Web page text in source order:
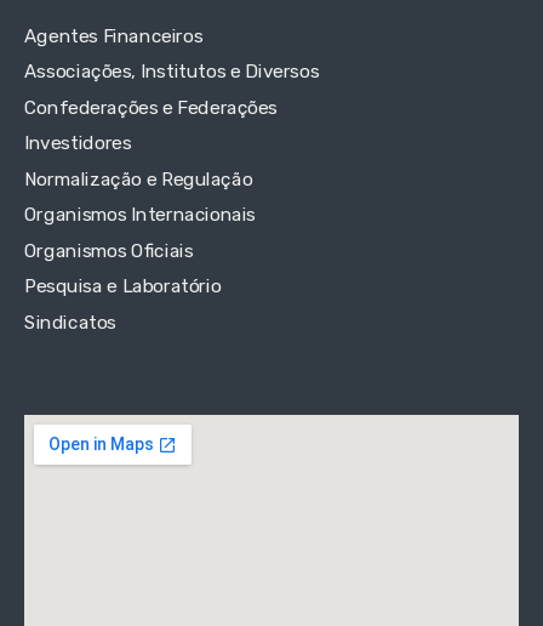
Agentes Financeiros
Associações, Institutos e Diversos
Confederações e Federações
Investidores
Normalização e Regulação
Organismos Internacionais
Organismos Oficiais
Pesquisa e Laboratório
Sindicatos